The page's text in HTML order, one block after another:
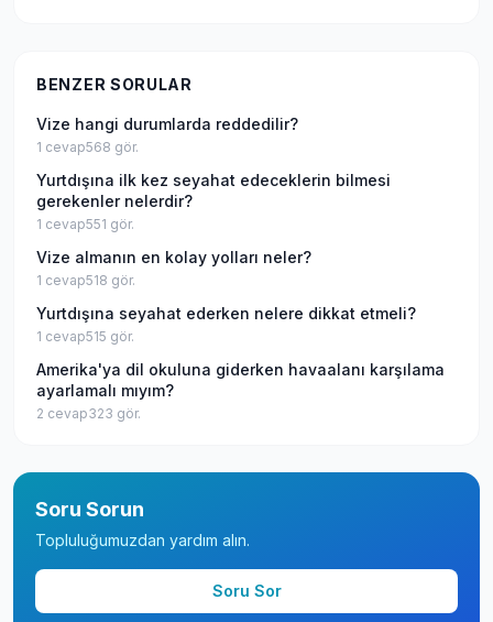
BENZER SORULAR
Vize hangi durumlarda reddedilir?
1 cevap568 gör.
Yurtdışına ilk kez seyahat edeceklerin bilmesi
gerekenler nelerdir?
1 cevap551 gör.
Vize almanın en kolay yolları neler?
1 cevap518 gör.
Yurtdışına seyahat ederken nelere dikkat etmeli?
1 cevap515 gör.
Amerika'ya dil okuluna giderken havaalanı karşılama
ayarlamalı mıyım?
2 cevap323 gör.
Soru Sorun
Topluluğumuzdan yardım alın.
Soru Sor